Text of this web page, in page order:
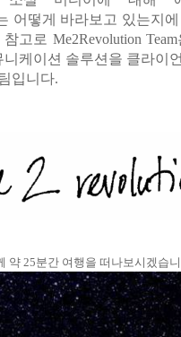
어떻게 바라보고 있는지
고로 Me2Revolution
니케이션 솔루션을 클라이
입니다.
약 25분간 여행을 떠나보시겠습